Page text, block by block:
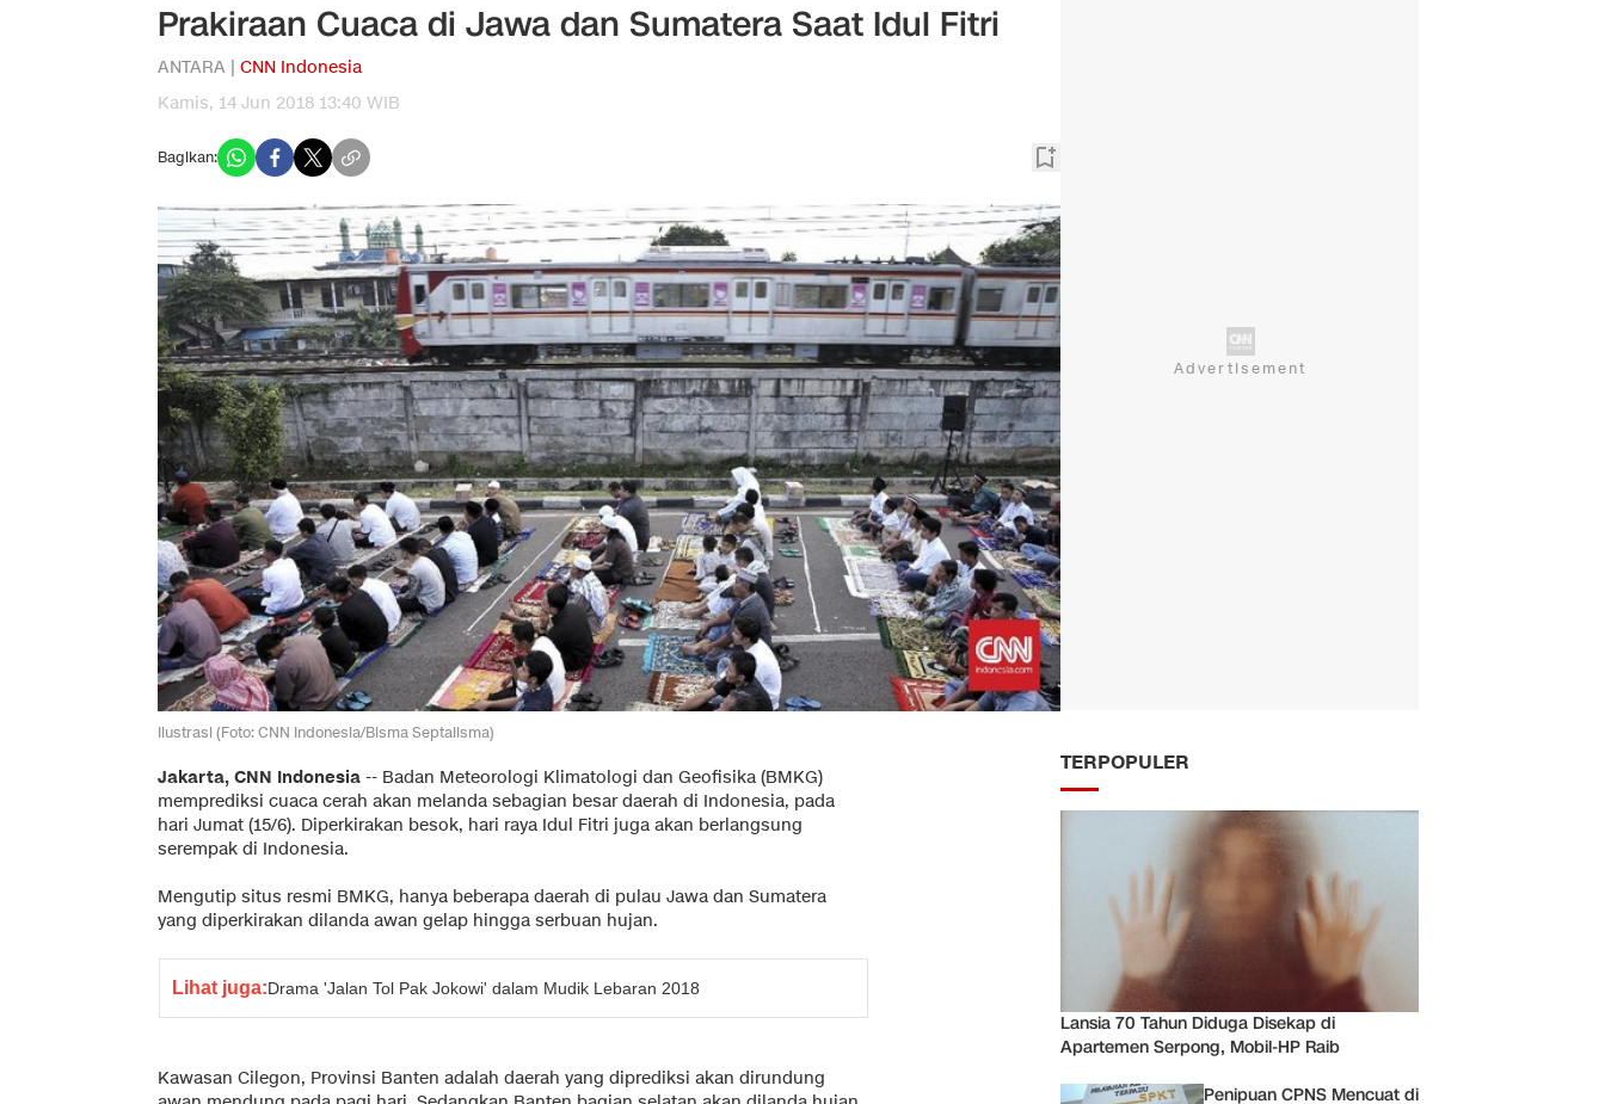
Prakiraan Cuaca di Jawa dan Sumatera Saat Idul Fitri
ANTARA | CNN Indonesia
Kamis, 14 Jun 2018 13:40 WIB
Bagikan:
Ilustrasi (Foto: CNN Indonesia/Bisma Septalisma)
Jakarta, CNN Indonesia -- Badan Meteorologi Klimatologi dan Geofisika (BMKG)
memprediksi cuaca cerah akan melanda sebagian besar daerah di Indonesia, pada
hari Jumat (15/6). Diperkirakan besok, hari raya Idul Fitri juga akan berlangsung
serempak di Indonesia.
Mengutip situs resmi BMKG, hanya beberapa daerah di pulau Jawa dan Sumatera
yang diperkirakan dilanda awan gelap hingga serbuan hujan.
Lihat juga:Drama 'Jalan Tol Pak Jokowi' dalam Mudik Lebaran 2018
Kawasan Cilegon, Provinsi Banten adalah daerah yang diprediksi akan dirundung
TERPOPULER
Lansia 70 Tahun Diduga Disekap di
Apartemen Serpong, Mobil-HP Raib
Penipuan CPNS Mencuat di